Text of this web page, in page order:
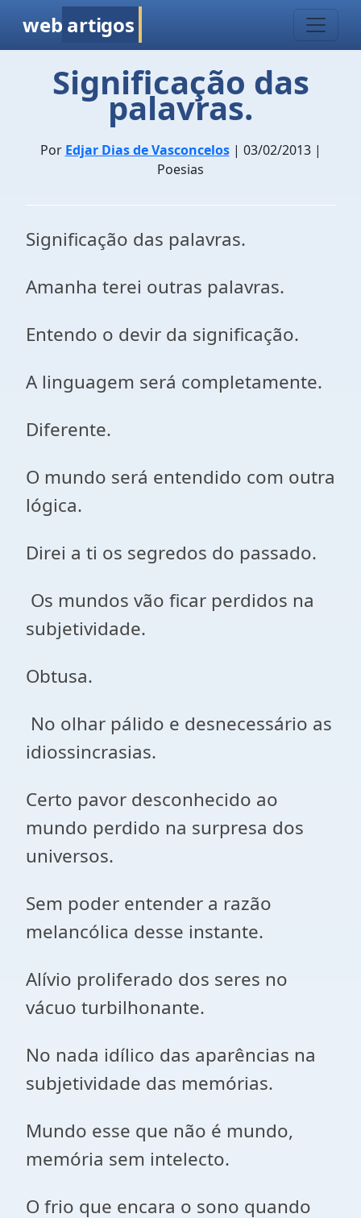
web artigos
Significação das
palavras.
Por Edjar Dias de Vasconcelos| 03/02/2013 |
Poesias
Significação das palavras.
Amanha terei outras palavras.
Entendo o devir da significação.
A linguagem será completamente.
Diferente.
O mundo será entendido com outra
lógica.
Direi a ti os segredos do passado.
Os mundos vão ficar perdidos na
subjetividade.
Obtusa.
No olhar pálido e desnecessário as
idiossincrasias.
Certo pavor desconhecido ao
mundo perdido na surpresa dos
universos.
Sem poder entender a razão
melancólica desse instante.
Alívio proliferado dos seres no
vácuo turbilhonante.
No nada idílico das aparências na
subjetividade das memórias.
Mundo esse que não é mundo,
memória sem intelecto.
O frio que encara o sono quando